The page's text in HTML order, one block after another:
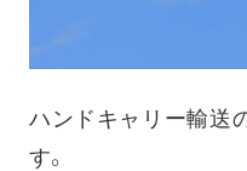
ハンドキャリー輸送
す。